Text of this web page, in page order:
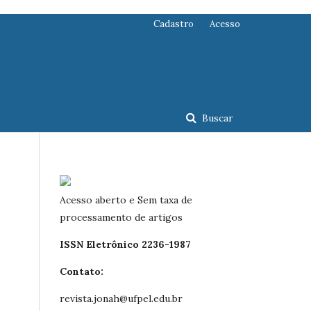
Buscar
Cadastro Acesso
Acesso aberto e Sem taxa de
processamento de artigos
ISSN Eletrônico 2236-1987
Contato:
revista.jonah@ufpel.edu.br